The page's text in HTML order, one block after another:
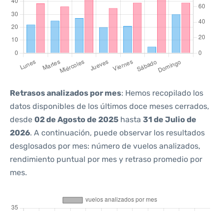
Retrasos analizados por mes: Hemos recopilado los
datos disponibles de los últimos doce meses cerrados,
desde 02 de Agosto de 2025 hasta 31 de Julio de
2026. A continuación, puede observar los resultados
desglosados por mes: número de vuelos analizados,
rendimiento puntual por mes y retraso promedio por
mes.